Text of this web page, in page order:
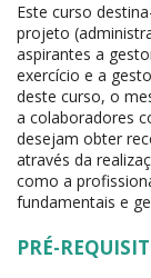
Este curso
projeto
aspirantes a
exercício e a
deste curso, o
a colaboradores
desejam obter
através da
como a
fundamentais e
PRÉ-